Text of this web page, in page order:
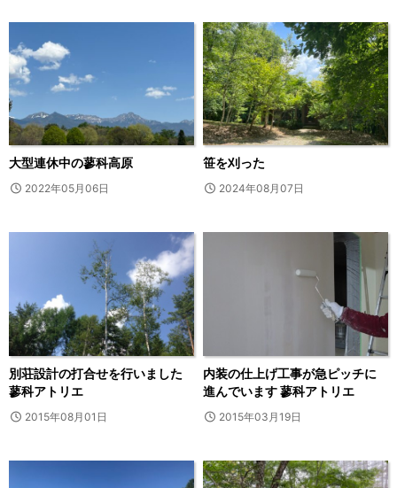
大型連休中の蓼科高原
2022年05月06日
笹を刈った
2024年08月07日
別荘設計の打合せを行いました
蓼科アトリエ
2015年08月01日
内装の仕上げ工事が急ピッチに
進んでいます 蓼科アトリエ
2015年03月19日